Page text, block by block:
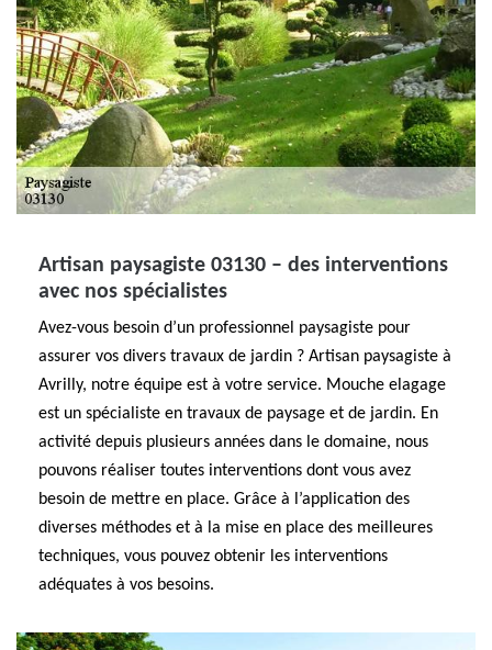
Artisan paysagiste 03130 – des interventions
avec nos spécialistes
Avez-vous besoin d’un professionnel paysagiste pour
assurer vos divers travaux de jardin ? Artisan paysagiste à
Avrilly, notre équipe est à votre service. Mouche elagage
est un spécialiste en travaux de paysage et de jardin. En
activité depuis plusieurs années dans le domaine, nous
pouvons réaliser toutes interventions dont vous avez
besoin de mettre en place. Grâce à l’application des
diverses méthodes et à la mise en place des meilleures
techniques, vous pouvez obtenir les interventions
adéquates à vos besoins.